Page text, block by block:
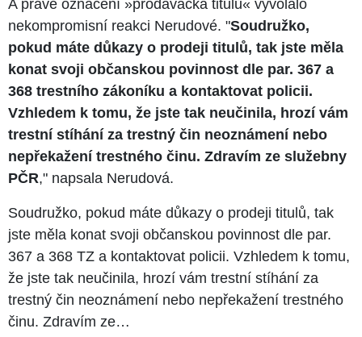
A právě označení »prodavačka titulů« vyvolalo
nekompromisní reakci Nerudové. "Soudružko,
pokud máte důkazy o prodeji titulů, tak jste měla
konat svoji občanskou povinnost dle par. 367 a
368 trestního zákoníku a kontaktovat policii.
Vzhledem k tomu, že jste tak neučinila, hrozí vám
trestní stíhání za trestný čin neoznámení nebo
nepřekažení trestného činu. Zdravím ze služebny
PČR," napsala Nerudová.
Soudružko, pokud máte důkazy o prodeji titulů, tak
jste měla konat svoji občanskou povinnost dle par.
367 a 368 TZ a kontaktovat policii. Vzhledem k tomu,
že jste tak neučinila, hrozí vám trestní stíhání za
trestný čin neoznámení nebo nepřekažení trestného
činu. Zdravím ze…